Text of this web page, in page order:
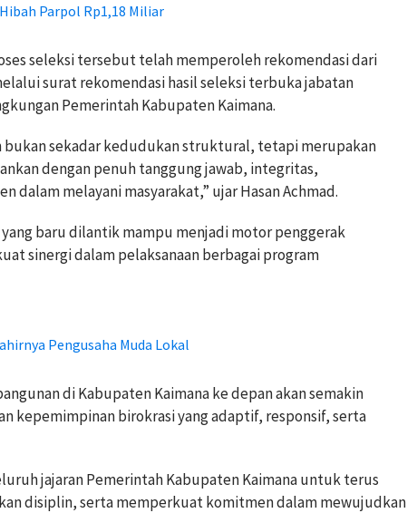
Parpol Rp1,18 Miliar
seleksi tersebut telah memperoleh rekomendasi dari
surat rekomendasi hasil seleksi terbuka jabatan
Pemerintah Kabupaten Kaimana.
bukan sekadar kedudukan struktural, tetapi merupakan
dengan penuh tanggung jawab, integritas,
dalam melayani masyarakat,” ujar Hasan Achmad.
baru dilantik mampu menjadi motor penggerak
sinergi dalam pelaksanaan berbagai program
Pengusaha Muda Lokal
diKabupaten Kaimanake depan akan semakin
kepemimpinan birokrasi yang adaptif, responsif, serta
jajaran Pemerintah Kabupaten Kaimana untuk terus
disiplin, serta memperkuat komitmen dalam mewujudkan